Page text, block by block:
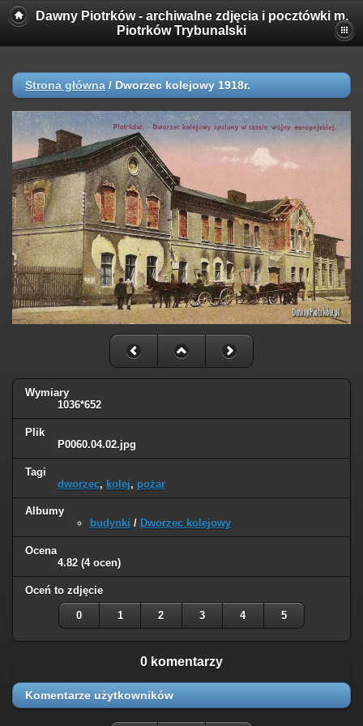
Dawny Piotrków - archiwalne zdjęcia i pocztówki m.
Piotrków Trybunalski
Strona główna / Dworzec kolejowy 1918r.
Wymiary
1036*652
Plik
P0060.04.02.jpg
Tagi
dworzec, kolej, pożar
Albumy
budynki / Dworzec kolejowy
Ocena
4.82 (4 ocen)
Oceń to zdjęcie
0 1 2 3 4 5
0 komentarzy
Komentarze użytkowników